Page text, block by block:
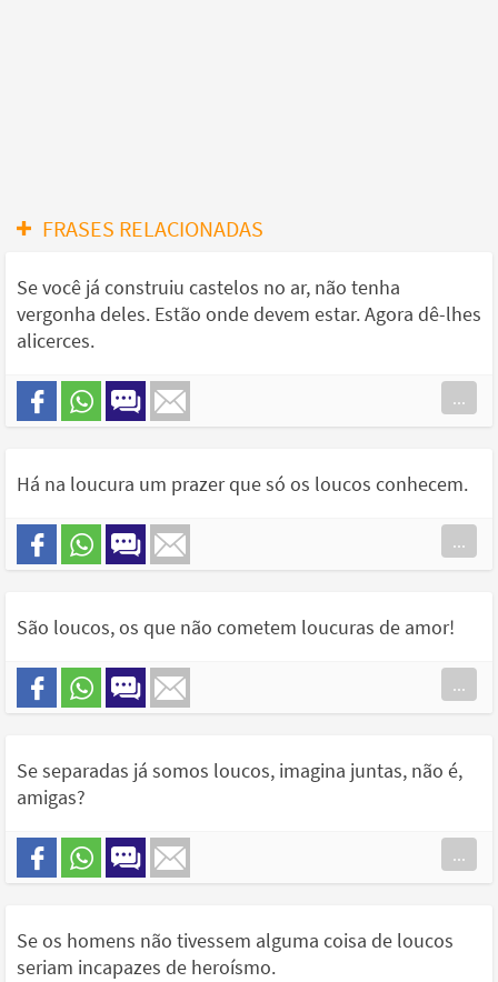
FRASES RELACIONADAS
Se você já construiu castelos no ar, não tenha
vergonha deles. Estão onde devem estar. Agora dê-lhes
alicerces.
...
Há na loucura um prazer que só os loucos conhecem.
...
São loucos, os que não cometem loucuras de amor!
...
Se separadas já somos loucos, imagina juntas, não é,
amigas?
...
Se os homens não tivessem alguma coisa de loucos
seriam incapazes de heroísmo.